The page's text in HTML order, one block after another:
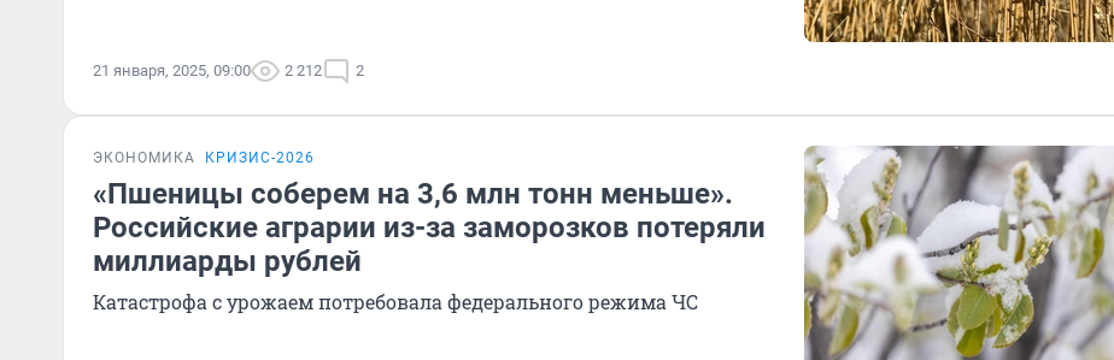
21 января, 2025, 09:00 2 212 2
ЭКОНОМИКА КРИЗИС-2026
«Пшеницы соберем на 3,6 млн тонн меньше».
Российские аграрии из-за заморозков потеряли
миллиарды рублей
Катастрофа с урожаем потребовала федерального режима ЧС